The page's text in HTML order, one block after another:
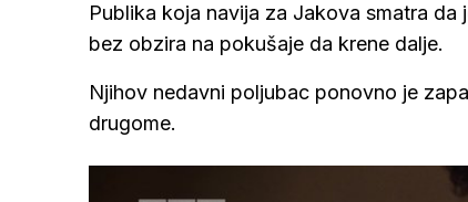
Publika koja navija za Jakova smatra
bez obzira na pokušaje da krene dalje.
Njihov nedavni poljubac ponovno je
drugome.